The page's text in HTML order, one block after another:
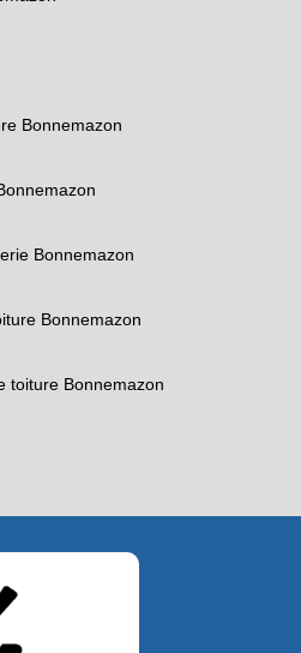
Bonnemazon
Bonnemazon
Bonnemazon
toiture Bonnemazon